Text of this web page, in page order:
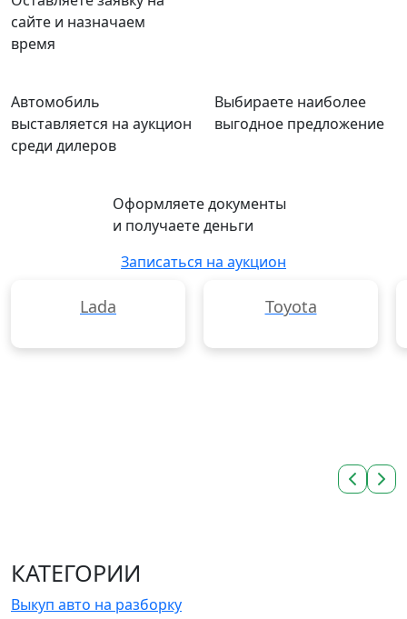
сайте и назначаем
время
Автомобиль
выставляется на аукцион
среди дилеров
Выбираете наиболее
выгодное предложение
Оформляете документы
и получаете деньги
Записаться на аукцион
Lada Toyota
КАТЕГОРИИ
Выкуп авто на разборку